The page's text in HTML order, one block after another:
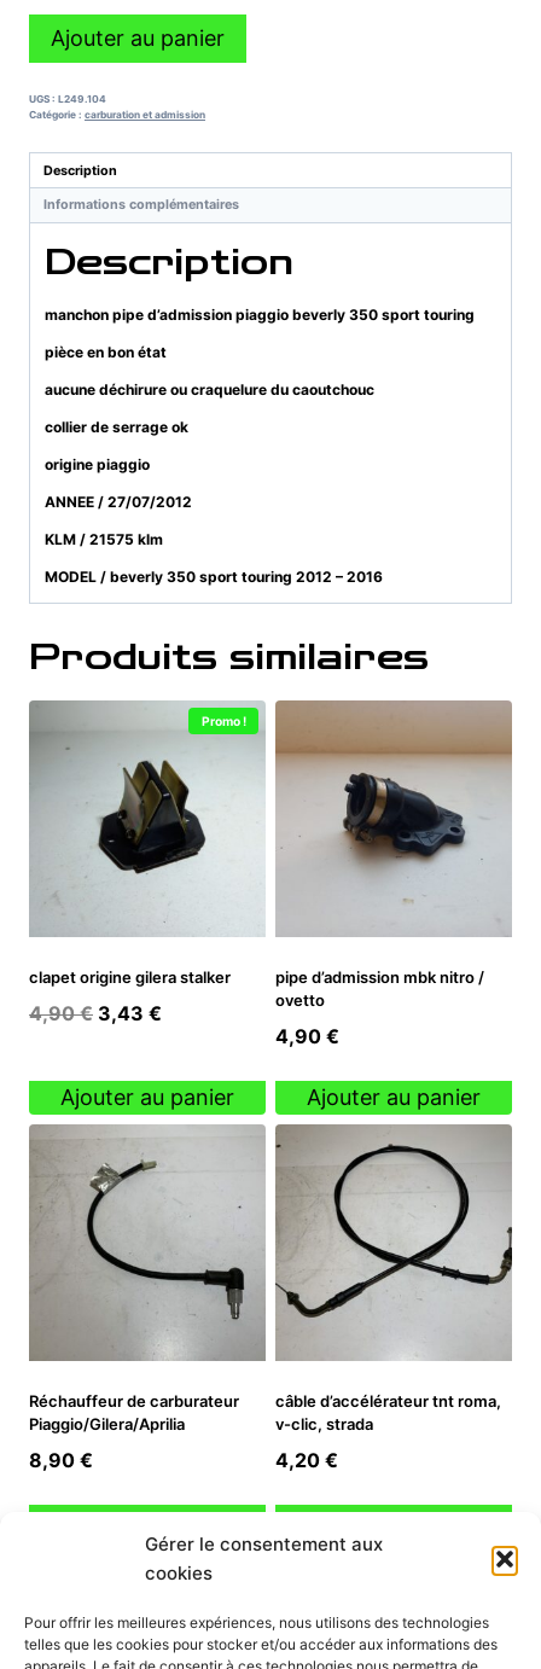
Gérer le consentement aux
cookies
Pour offrir les meilleures expériences, nous utilisons des technologies
telles que les cookies pour stocker et/ou accéder aux informations des
quantité
pipe
d'admission
beverly
350
sport
Ajouter au panier
UGS : L249.104
Catégorie : carburation et admission
Description
Informations complémentaires
Description
manchon pipe d’admission piaggio beverly 350 sport touring
pièce en bon état
aucune déchirure ou craquelure du caoutchouc
collier de serrage ok
origine piaggio
ANNEE / 27/07/2012
KLM / 21575 klm
MODEL / beverly 350 sport touring 2012 – 2016
Produits similaires
Promo !
clapet origine gilera stalker
4,90€ Le
était :
4,90 €.
3,43 €
est :
3,43 €.
Ajouter au panier
pipe d’admission mbk nitro /
ovetto
4,90 €
Ajouter au panier
Réchauffeur de carburateur
Piaggio/Gilera/Aprilia
8,90 €
câble d’accélérateur tnt roma,
v-clic, strada
4,20 €
INFORMATION